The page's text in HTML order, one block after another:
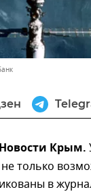
Крым.
только
в